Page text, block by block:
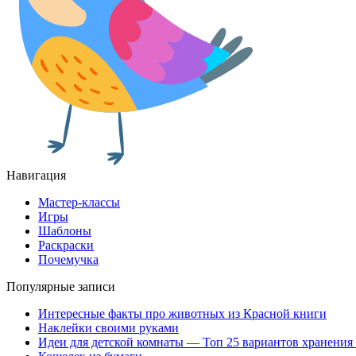
Навигация
Мастер-классы
Игры
Шаблоны
Раскраски
Почемучка
Популярные записи
Интересные факты про животных из Красной книги
Наклейки своими руками
Идеи для детской комнаты — Топ 25 вариантов